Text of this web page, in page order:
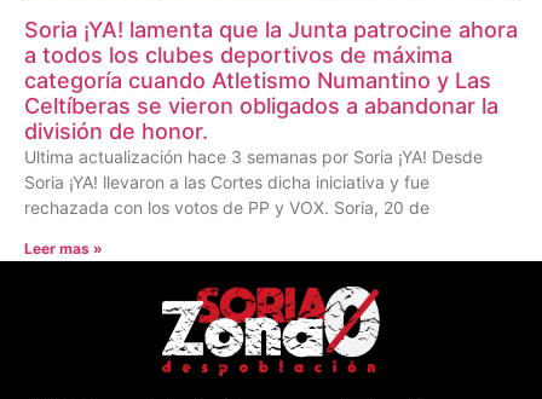
Soria ¡YA! lamenta que la Junta patrocine ahora
a todos los clubes deportivos de máxima
categoría cuando Atletismo Numantino y Las
Celtíberas se vieron obligados a abandonar la
división de honor.
Ultima actualización hace 3 semanas por Soria ¡YA! Desde
Soria ¡YA! llevaron a las Cortes dicha iniciativa y fue
rechazada con los votos de PP y VOX. Soria, 20 de
Leer mas »